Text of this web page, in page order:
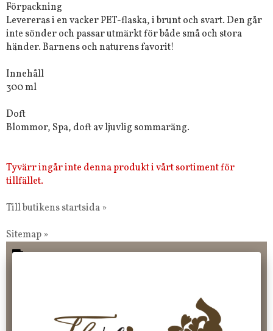
Förpackning
Levereras i en vacker PET-flaska, i brunt och svart. Den går
inte sönder och passar utmärkt för både små och stora
händer. Barnens och naturens favorit!
Innehåll
300 ml
Doft
Blommor, Spa, doft av ljuvlig sommaräng.
Tyvärr ingår inte denna produkt i vårt sortiment för
tillfället.
Till butikens startsida »
Sitemap »
Faktura 0 kr. Hos oss betalar du enkelt och smidigt med KLARNA
CHECKOUT. Välj själv hur du vill betala mellan alla Klarnas